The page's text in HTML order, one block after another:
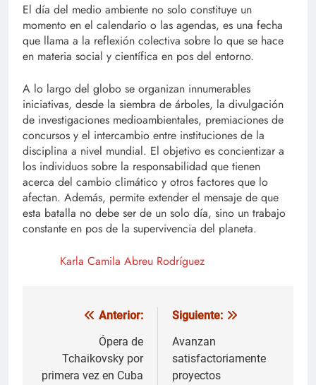
El día del medio ambiente no solo constituye un
momento en el calendario o las agendas, es una fecha
que llama a la reflexión colectiva sobre lo que se hace
en materia social y científica en pos del entorno.
A lo largo del globo se organizan innumerables
iniciativas, desde la siembra de árboles, la divulgación
de investigaciones medioambientales, premiaciones de
concursos y el intercambio entre instituciones de la
disciplina a nivel mundial. El objetivo es concientizar a
los individuos sobre la responsabilidad que tienen
acerca del cambio climático y otros factores que lo
afectan. Además, permite extender el mensaje de que
esta batalla no debe ser de un solo día, sino un trabajo
constante en pos de la supervivencia del planeta.
Karla Camila Abreu Rodríguez
Navegación
entradas
Anterior:
Ópera de
Tchaikovsky por
primera vez en Cuba
Siguiente:
Avanzan
satisfactoriamente
proyectos